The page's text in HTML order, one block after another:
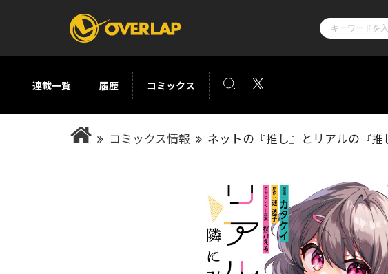
コミック
コミックガルド
ライトノベル
文庫
ロサージュノベルス
コ
ゲー
オーバーラップノベルス
連載一覧 履歴 コミックス
コミックス情報 ネットの『推し』とリアルの『推